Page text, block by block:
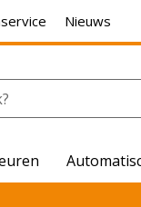
Nieuws